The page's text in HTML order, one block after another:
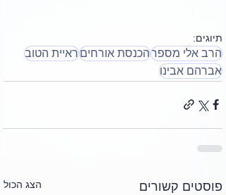
תיוגים:
הרב אלי מספרהכנסת אורחיםראיית הטוב
אברהם אבינו
פוסטים קשורים הצג הכול